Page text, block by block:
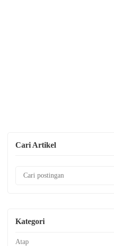
Cari Artikel
Kategori
Atap